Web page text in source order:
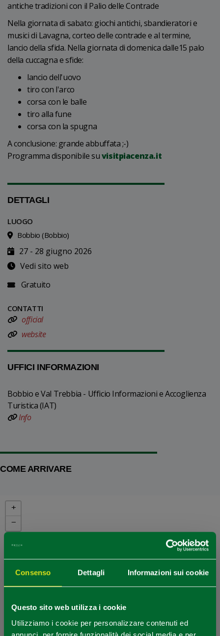
Consenso Dettagli Informazioni sui cookie
Questo sito web utilizza i cookie
Utilizziamo i cookie per personalizzare contenuti ed
antiche tradizioni con il Palio delle Contrade
Nella giornata di sabato: giochi antichi, sbandieratori e
musici di Lavagna, corteo delle contrade e al termine,
lancio della sfida. Nella giornata di domenica dalle15 palo
della cuccagna e sfide:
lancio dell'uovo
tiro con l'arco
corsa con le balle
tiro alla fune
corsa con la spugna
A conclusione: grande abbuffata ;-)
Programma disponibile suvisitpiacenza.it
DETTAGLI
LUOGO
Bobbio (Bobbio)
27 - 28 giugno 2026
Vedi sito web
Gratuito
CONTATTI
official
website
UFFICI INFORMAZIONI
Bobbio e Val Trebbia - Ufficio Informazioni e Accoglienza
Turistica (IAT)
Info
COME ARRIVARE
+
−